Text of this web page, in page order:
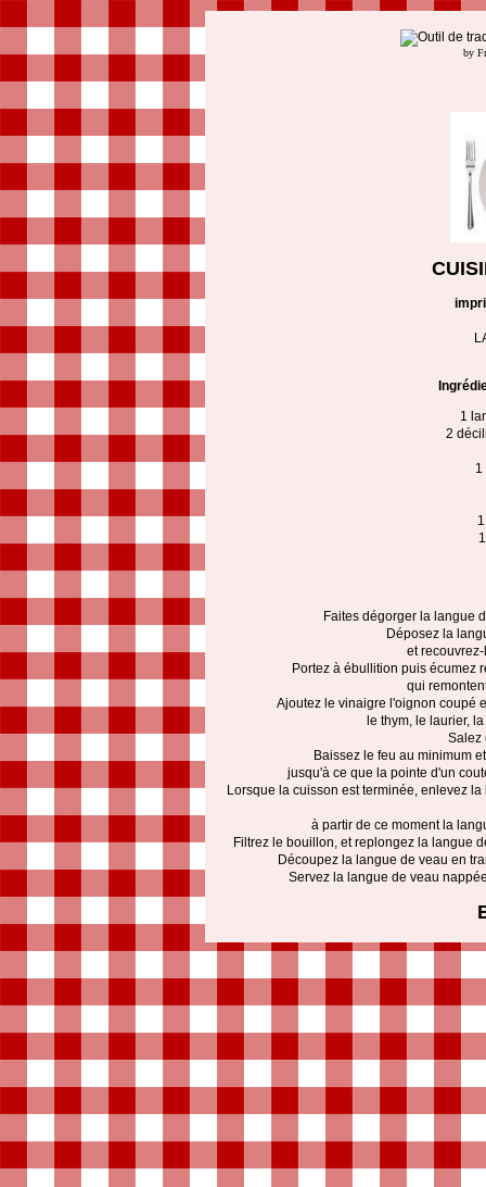
by
1
2
1
Faites dégorger la langue
Déposez la
et
Portez à ébullition puis écumez
qui
Ajoutez le vinaigre l'oignon coupé
le thym, le laurier,
Salez
Baissez le feu au minimum
jusqu'à ce que la pointe d'un
Lorsque la cuisson est terminée, enlevez
à partir de ce moment la
Filtrez le bouillon, et replongez la langue
Découpez la langue de veau en
Servez la langue de veau